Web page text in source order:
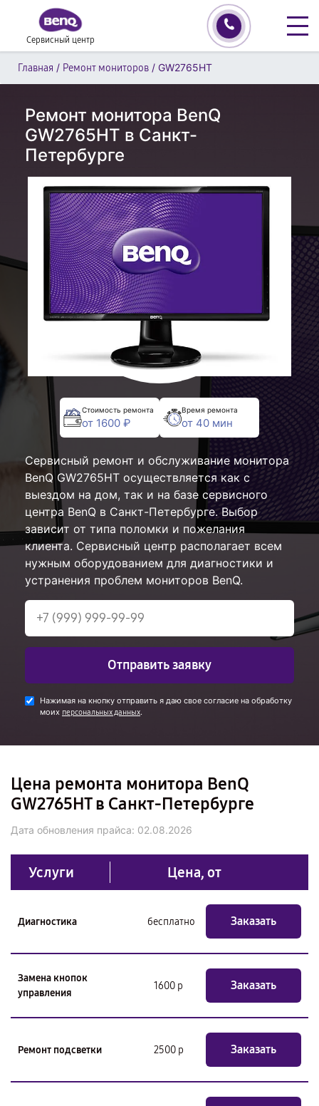
Сервисный центр
Главная / Ремонт мониторов / GW2765HT
Ремонт монитора BenQ
GW2765HT в Санкт-
Петербурге
Стоимость ремонта
от 1600 ₽
Время ремонта
от 40 мин
Сервисный ремонт и обслуживание монитора
BenQ GW2765HT осуществляется как с
выездом на дом, так и на базе сервисного
центра BenQ в Санкт-Петербурге. Выбор
зависит от типа поломки и пожелания
клиента. Сервисный центр располагает всем
нужным оборудованием для диагностики и
устранения проблем мониторов BenQ.
Отправить заявку
Нажимая на кнопку отправить я даю свое согласие на обработку
моих персональных данных.
Цена ремонта монитора BenQ
GW2765HT в Санкт-Петербурге
Дата обновления прайса: 02.08.2026
Услуги Цена, от
Диагностика бесплатно Заказать
Замена кнопок
управления
1600 р Заказать
Ремонт подсветки 2500 р Заказать